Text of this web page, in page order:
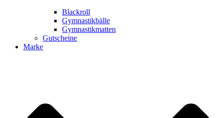
Blackroll
Gymnastikbälle
Gymnastikmatten
Gutscheine
Marke